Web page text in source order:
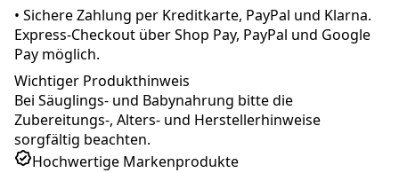
• Sichere Zahlung per Kreditkarte, PayPal und Klarna.
Express-Checkout über Shop Pay, PayPal und Google
Pay möglich.
Wichtiger Produkthinweis
Bei Säuglings- und Babynahrung bitte die
Zubereitungs-, Alters- und Herstellerhinweise
sorgfältig beachten.
Hochwertige Markenprodukte